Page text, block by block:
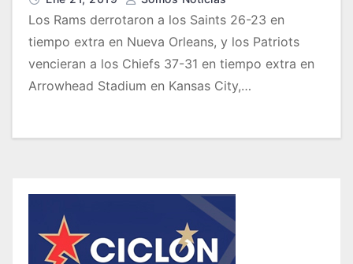
Los Rams derrotaron a los Saints 26-23 en
tiempo extra en Nueva Orleans, y los Patriots
vencieran a los Chiefs 37-31 en tiempo extra en
Arrowhead Stadium en Kansas City,…